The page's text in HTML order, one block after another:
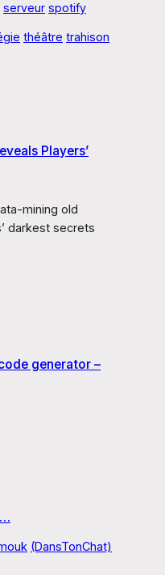
serveur spotify
théâtre trahison
Players’
mining old
darkest secrets
generator –
(DansTonChat)